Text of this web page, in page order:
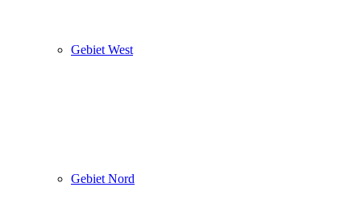
Gebiet West
Gebiet Nord